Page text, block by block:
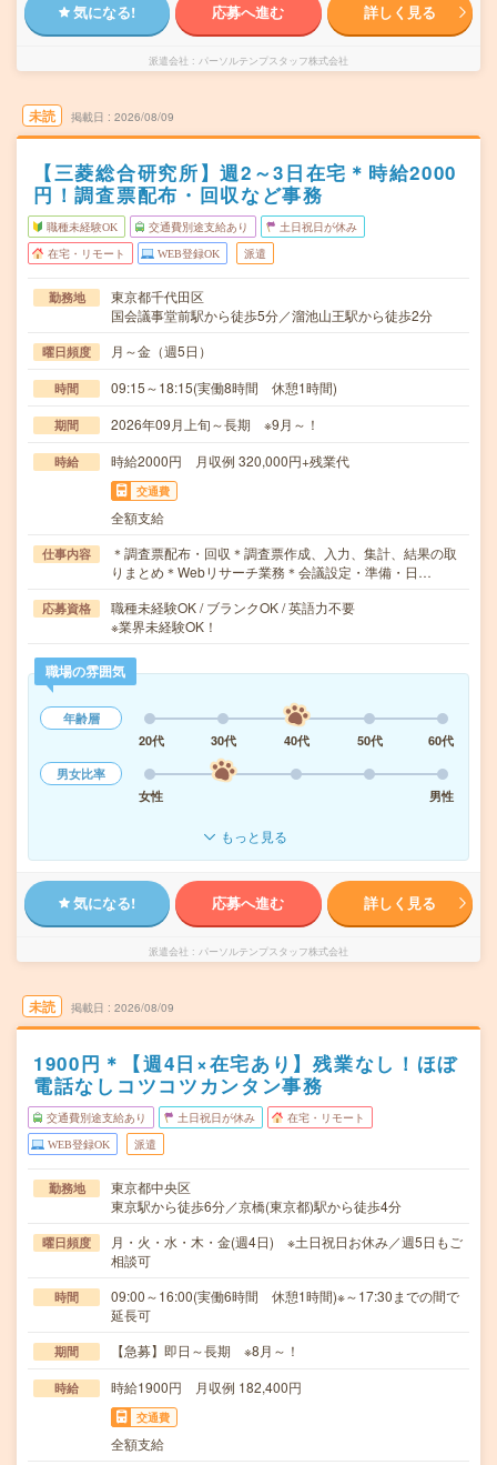
気になる! 応募へ進む 詳しく見る
派遣会社 パーソルテンプスタッフ株式会社
未読 掲載日 2026/08/09
【三菱総合研究所】週2～3日在宅＊時給2000
円！調査票配布・回収など事務
職種未経験OK 交通費別途支給あり 土日祝日が休み
在宅・リモート WEB登録OK 派遣
勤務地
東京都千代田区
国会議事堂前駅から徒歩5分／溜池山王駅から徒歩2分
曜日頻度 月～金（週5日）
時間 09:15～18:15(実働8時間 休憩1時間)
期間 2026年09月上旬～長期 ※9月～！
時給 時給2000円 月収例 320,000円+残業代
交通費
全額支給
仕事内容
＊調査票配布・回収＊調査票作成、入力、集計、結果の取
りまとめ＊Webリサーチ業務＊会議設定・準備・日…
応募資格
職種未経験OK / ブランクOK / 英語力不要
※業界未経験OK！
職場の雰囲気
年齢層
20代
30代 40代 50代
60代
男女比率
女性
男性
もっと見る
気になる! 応募へ進む 詳しく見る
派遣会社 パーソルテンプスタッフ株式会社
未読 掲載日 2026/08/09
1900円＊【週4日×在宅あり】残業なし！ほぼ
電話なしコツコツカンタン事務
交通費別途支給あり 土日祝日が休み 在宅・リモート
WEB登録OK 派遣
勤務地
東京都中央区
東京駅から徒歩6分／京橋(東京都)駅から徒歩4分
曜日頻度
月・火・水・木・金(週4日) ※土日祝日お休み／週5日もご
相談可
時間
09:00～16:00(実働6時間 休憩1時間)※～17:30までの間で
延長可
期間 【急募】即日～長期 ※8月～！
時給 時給1900円 月収例 182,400円
交通費
全額支給